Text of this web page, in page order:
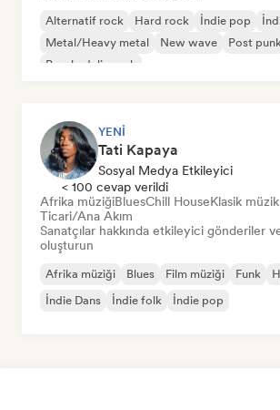
Alternatif rock Hard rock İndie pop
Metal/Heavy metal
New wave
Post
Psychedelic rock
YENI
Tati Kapaya
Sosyal Medya Etkileyici
< 100 cevap verildi
Afrika müziğiBluesChill HouseKlasik müzik
Ticari/Ana Akım
Sanatçılar hakkında etkileyici gönderiler
oluşturun
Afrika müziği Blues Film müziği Funk
İndie Dans
İndie folk İndie pop